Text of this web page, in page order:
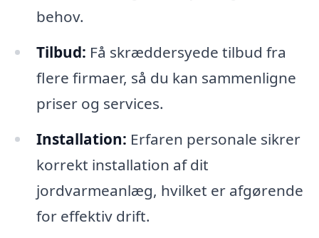
behov.
Tilbud: Få skræddersyede tilbud fra
flere firmaer, så du kan sammenligne
priser og services.
Installation: Erfaren personale sikrer
korrekt installation af dit
jordvarmeanlæg, hvilket er afgørende
for effektiv drift.